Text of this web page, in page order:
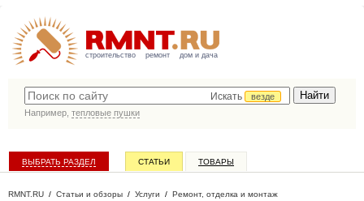
строительство ремонт дом и дача
Искать
везде
Например, тепловые пушки
ВЫБРАТЬ РАЗДЕЛ СТАТЬИ ТОВАРЫ
RMNT.RU / Статьи и обзоры / Услуги / Ремонт, отделка и монтаж